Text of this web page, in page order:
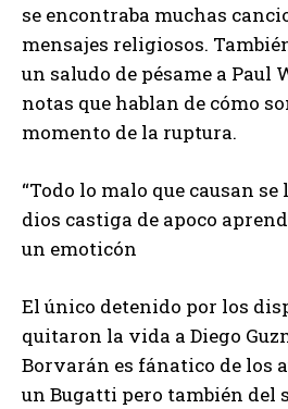
se encontraba muchas
mensajes religiosos.
un saludo de pésame a Paul
notas que hablan de cómo
momento de la ruptura.
“Todo lo malo que causan
dios castiga de apoco
un emoticón
El único detenido por los
quitaron la vida a Diego
Borvarán es fánatico de los
un Bugatti pero también del